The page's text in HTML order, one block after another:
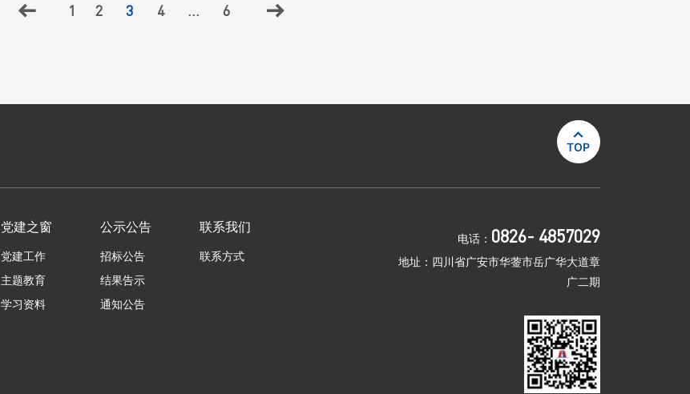
 1 2 3 4 ... 6 

TOP
党建之窗
党建工作
主题教育
学习资料
公示公告
招标公告
结果告示
通知公告
联系我们
联系方式
电话： 0826- 4857029
地址：四川省广安市华蓥市岳广华大道章
广二期